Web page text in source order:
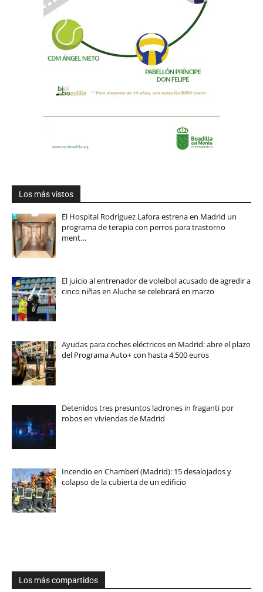
Los más vistos
El Hospital Rodríguez Lafora estrena en Madrid un
programa de terapia con perros para trastorno
ment…
El juicio al entrenador de voleibol acusado de agredir a
cinco niñas en Aluche se celebrará en marzo
Ayudas para coches eléctricos en Madrid: abre el plazo
del Programa Auto+ con hasta 4.500 euros
Detenidos tres presuntos ladrones in fraganti por
robos en viviendas de Madrid
Incendio en Chamberí (Madrid): 15 desalojados y
colapso de la cubierta de un edificio
Los más compartidos